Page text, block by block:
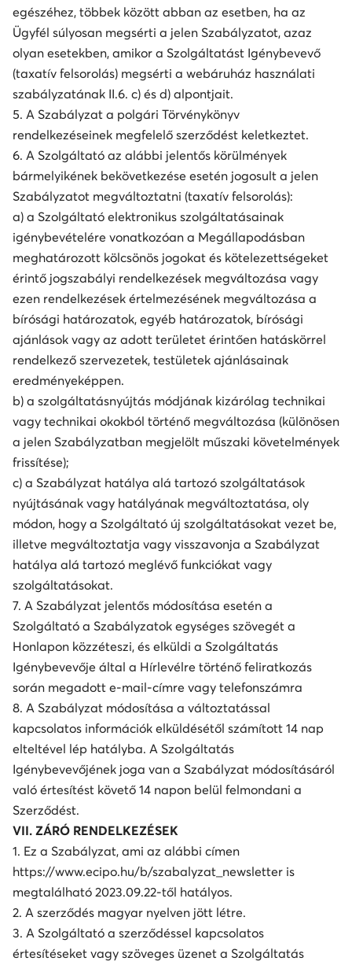
egészéhez, többek között abban az esetben, ha az
Ügyfél súlyosan megsérti a jelen Szabályzatot, azaz
olyan esetekben, amikor a Szolgáltatást Igénybevevő
(taxatív felsorolás) megsérti a webáruház használati
szabályzatának II.6. c) és d) alpontjait.
5. A Szabályzat a polgári Törvénykönyv
rendelkezéseinek megfelelő szerződést keletkeztet.
6. A Szolgáltató az alábbi jelentős körülmények
bármelyikének bekövetkezése esetén jogosult a jelen
Szabályzatot megváltoztatni (taxatív felsorolás):
a) a Szolgáltató elektronikus szolgáltatásainak
igénybevételére vonatkozóan a Megállapodásban
meghatározott kölcsönös jogokat és kötelezettségeket
érintő jogszabályi rendelkezések megváltozása vagy
ezen rendelkezések értelmezésének megváltozása a
bírósági határozatok, egyéb határozatok, bírósági
ajánlások vagy az adott területet érintően hatáskörrel
rendelkező szervezetek, testületek ajánlásainak
eredményeképpen.
b) a szolgáltatásnyújtás módjának kizárólag technikai
vagy technikai okokból történő megváltozása (különösen
a jelen Szabályzatban megjelölt műszaki követelmények
frissítése);
c) a Szabályzat hatálya alá tartozó szolgáltatások
nyújtásának vagy hatályának megváltoztatása, oly
módon, hogy a Szolgáltató új szolgáltatásokat vezet be,
illetve megváltoztatja vagy visszavonja a Szabályzat
hatálya alá tartozó meglévő funkciókat vagy
szolgáltatásokat.
7. A Szabályzat jelentős módosítása esetén a
Szolgáltató a Szabályzatok egységes szövegét a
Honlapon közzéteszi, és elküldi a Szolgáltatás
Igénybevevője által a Hírlevélre történő feliratkozás
során megadott e-mail-címre vagy telefonszámra
8. A Szabályzat módosítása a változtatással
kapcsolatos információk elküldésétől számított 14 nap
elteltével lép hatályba. A Szolgáltatás
Igénybevevőjének joga van a Szabályzat módosításáról
való értesítést követő 14 napon belül felmondani a
Szerződést.
VII. ZÁRÓ RENDELKEZÉSEK
1. Ez a Szabályzat, ami az alábbi címen
https://www.ecipo.hu/b/szabalyzat_newsletter is
megtalálható 2023.09.22-től hatályos.
2. A szerződés magyar nyelven jött létre.
3. A Szolgáltató a szerződéssel kapcsolatos
értesítéseket vagy szöveges üzenet a Szolgáltatás